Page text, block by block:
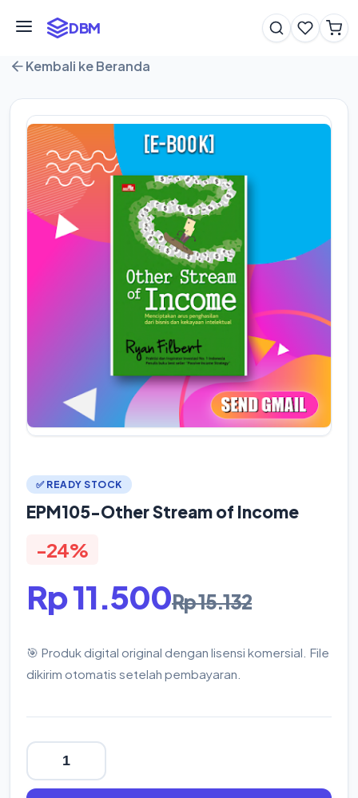
DBM
Kembali ke Beranda
✅ READY STOCK
EPM105-Other Stream of Income
-24%
Rp 11.500Rp 15.132
🎯 Produk digital original dengan lisensi komersial. File
dikirim otomatis setelah pembayaran.